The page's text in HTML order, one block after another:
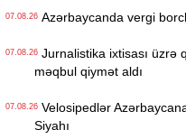
07.08.26Azərbaycanda vergi
07.08.26Jurnalistika ixtisası üzrə
məqbul qiymət aldı
07.08.26Velosipedlər
Siyahı